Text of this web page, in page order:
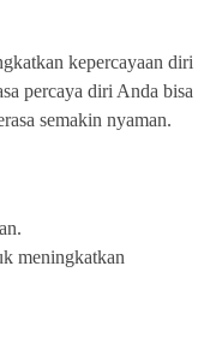
kepercayaan diri
percaya diri Anda bisa
semakin nyaman.
meningkatkan